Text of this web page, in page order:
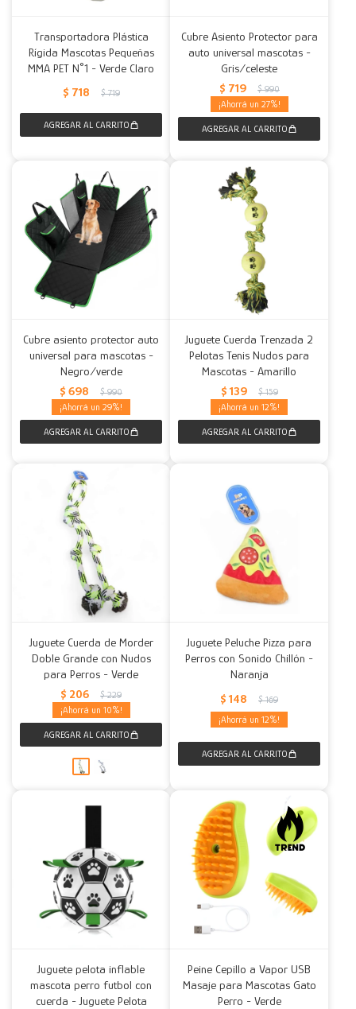
Transportadora Plástica
Rígida Mascotas Pequeñas
MMA PET N°1 - Verde Claro
$ 718 $ 719
Cubre Asiento Protector para
auto universal mascotas -
Gris/celeste
$ 719 $ 990
27
Cubre asiento protector auto
universal para mascotas -
Negro/verde
$ 698 $ 990
29
Juguete Cuerda Trenzada 2
Pelotas Tenis Nudos para
Mascotas - Amarillo
$ 139 $ 159
12
Juguete Cuerda de Morder
Doble Grande con Nudos
para Perros - Verde
$ 206 $ 229
10
Juguete Peluche Pizza para
Perros con Sonido Chillón -
Naranja
$ 148 $ 169
12
Juguete pelota inflable
mascota perro futbol con
cuerda - Juguete Pelota
Peine Cepillo a Vapor USB
Masaje para Mascotas Gato
Perro - Verde